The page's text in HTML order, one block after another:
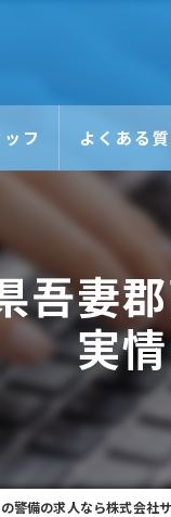
フ よくある
吾妻
実
警備の求人なら株式会社